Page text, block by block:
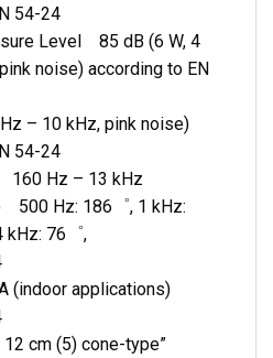
54-24
Level 85 dB (6 W, 4
noise) according to EN
– 10 kHz, pink noise)
54-24
160 Hz – 13 kHz
500 Hz: 186゜, 1 kHz:
kHz: 76゜,
(indoor applications)
cm (5) cone-type”